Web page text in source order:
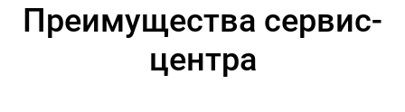
Преимущества сервис-
центра